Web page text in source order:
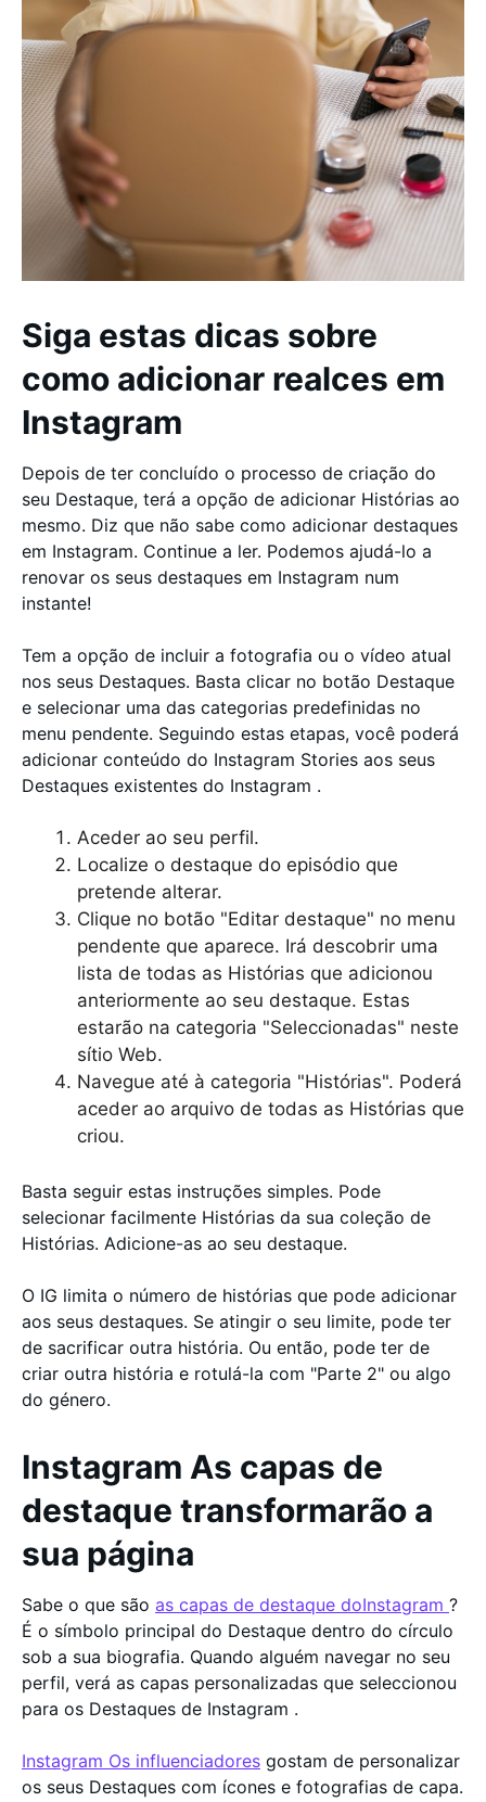
Siga estas dicas sobre
como adicionar realces em
Instagram
Depois de ter concluído o processo de criação do
seu Destaque, terá a opção de adicionar Histórias ao
mesmo. Diz que não sabe como adicionar destaques
em Instagram. Continue a ler. Podemos ajudá-lo a
renovar os seus destaques em Instagram num
instante!
Tem a opção de incluir a fotografia ou o vídeo atual
nos seus Destaques. Basta clicar no botão Destaque
e selecionar uma das categorias predefinidas no
menu pendente. Seguindo estas etapas, você poderá
adicionar conteúdo do Instagram Stories aos seus
Destaques existentes do Instagram .
Aceder ao seu perfil.
Localize o destaque do episódio que
pretende alterar.
Clique no botão "Editar destaque" no menu
pendente que aparece. Irá descobrir uma
lista de todas as Histórias que adicionou
anteriormente ao seu destaque. Estas
estarão na categoria "Seleccionadas" neste
sítio Web.
Navegue até à categoria "Histórias". Poderá
aceder ao arquivo de todas as Histórias que
criou.
Basta seguir estas instruções simples. Pode
selecionar facilmente Histórias da sua coleção de
Histórias. Adicione-as ao seu destaque.
O IG limita o número de histórias que pode adicionar
aos seus destaques. Se atingir o seu limite, pode ter
de sacrificar outra história. Ou então, pode ter de
criar outra história e rotulá-la com "Parte 2" ou algo
do género.
Instagram As capas de
destaque transformarão a
sua página
Sabe o que são as capas de destaque doInstagram ?
É o símbolo principal do Destaque dentro do círculo
sob a sua biografia. Quando alguém navegar no seu
perfil, verá as capas personalizadas que seleccionou
para os Destaques de Instagram .
Instagram Os influenciadores gostam de personalizar
os seus Destaques com ícones e fotografias de capa.